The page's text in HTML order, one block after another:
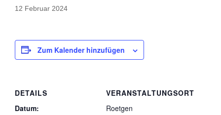
12 Februar 2024
Zum Kalender hinzufügen
DETAILS
Datum:
VERANSTALTUNGSORT
Roetgen